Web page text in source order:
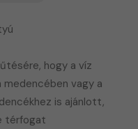
hogy a víz
medencében vagy a
is ajánlott,
térfogat